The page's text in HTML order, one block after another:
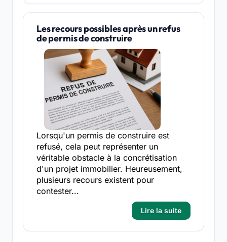
Les recours possibles après un refus
de permis de construire
Lorsqu'un permis de construire est
refusé, cela peut représenter un
véritable obstacle à la concrétisation
d'un projet immobilier. Heureusement,
plusieurs recours existent pour
contester...
Lire la suite